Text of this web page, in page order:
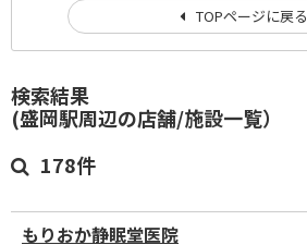
検索結果
(盛岡駅周辺の店舗/施設一覧）
178件
もりおか静眠堂医院
TOPページに戻る